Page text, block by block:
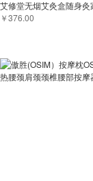
￥376.00